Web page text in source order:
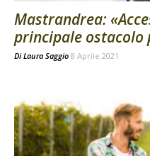
Mastrandrea:
principale ostacolo
Di Laura Saggio 8 Aprile 2021